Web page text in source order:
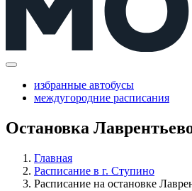
избранные автобусы
междугородние расписания
Остановка
Главная
Расписание в г. Ступино
Расписание на остановке